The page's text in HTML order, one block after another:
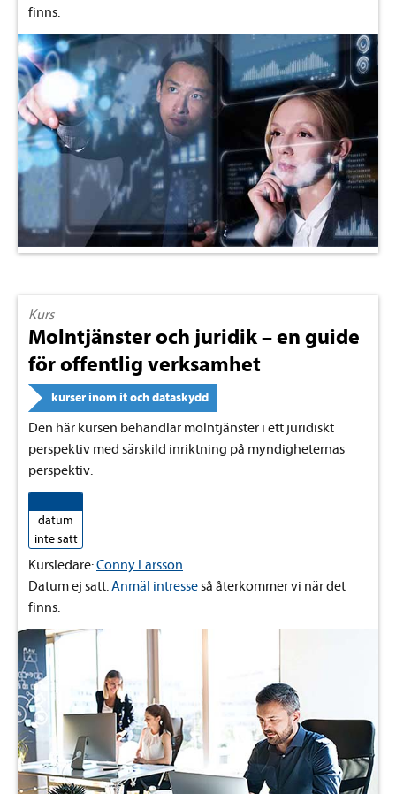
finns.
Kurs
Molntjänster och juridik – en guide
för offentlig verksamhet
kurser inom it och dataskydd
Den här kursen behandlar molntjänster i ett juridiskt
perspektiv med särskild inriktning på myndigheternas
perspektiv.
datum
inte satt
Kursledare:Conny Larsson
Datum ej satt.Anmäl intresseså återkommer vi när det
finns.